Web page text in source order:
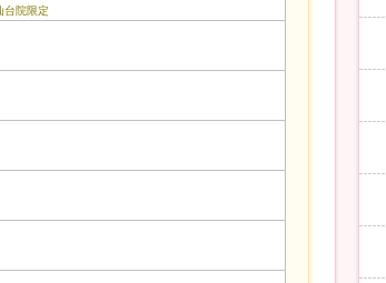
台院限定